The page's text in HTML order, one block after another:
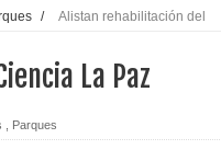
/
Alistan rehabilitación del
La Paz
Parques